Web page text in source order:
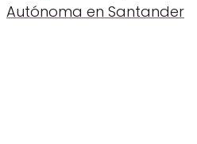
Autónoma en Santander